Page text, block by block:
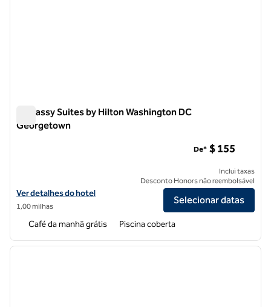
Embassy Suites by Hilton Washington DC
Georgetown
Exibir detalhes do hotel Embassy Suites by Hilton Washington DC
Ver detalhes do hotel
1,00 milhas
De* $ 155
Inclui taxas
Desconto Honors não reembolsável
Selecionar datas
Café da manhã grátis Piscina coberta
1 de 12